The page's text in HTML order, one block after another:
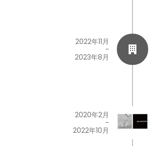
2022年11月
-
2023年8月
2020年2月
-
2022年10月